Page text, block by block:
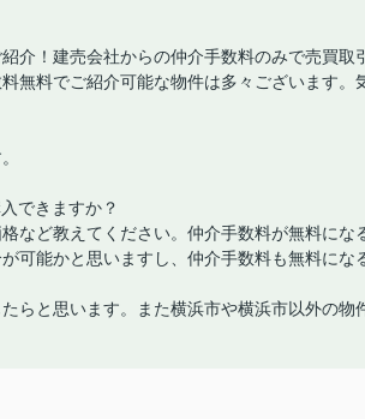
介！建売会社からの仲介手数料のみで売買取
無料でご紹介可能な物件は多々ございます。
できますか？
など教えてください。仲介手数料が無料にな
可能かと思いますし、仲介手数料も無料にな
らと思います。また横浜市や横浜市以外の物